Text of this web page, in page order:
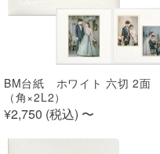
BM台紙 ホワイト 六切 2面
（角×2L2）
¥2,750 (税込) 〜